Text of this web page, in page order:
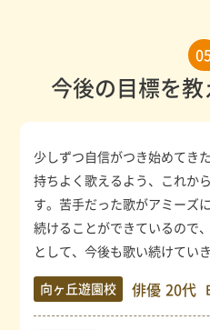
今後の目標を教
少しずつ自信がつき始めてき
持ちよく歌えるよう、これか
す。苦手だった歌がアミーズ
続けることができているので
として、今後も歌い続けてい
向ヶ丘遊園校 俳優 20代